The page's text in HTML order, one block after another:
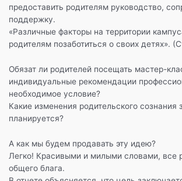
предоставить родителям руководство,
поддержку.
«Различные факторы на территории
родителям позаботиться о своих детях».
Обязат ли родителей посещать мастер-
индивидуальные рекомендации
необходимое условие?
Какие изменения родительского сознания
планируется?
А как мы будем продавать эту идею?
Легко! Красивыми и милыми словами, все
общего блага.